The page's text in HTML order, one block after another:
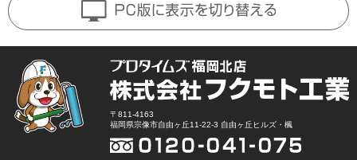
〒811-4163
福岡県宗像市自由ヶ丘11-22-3 自由ヶ丘ヒルズ・楓